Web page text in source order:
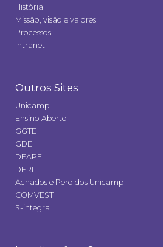
História
Missão, visão e valores
Processos
Intranet
Outros Sites
Unicamp
Ensino Aberto
GGTE
GDE
DEAPE
DERI
Achados e Perdidos Unicamp
COMVEST
S-integra